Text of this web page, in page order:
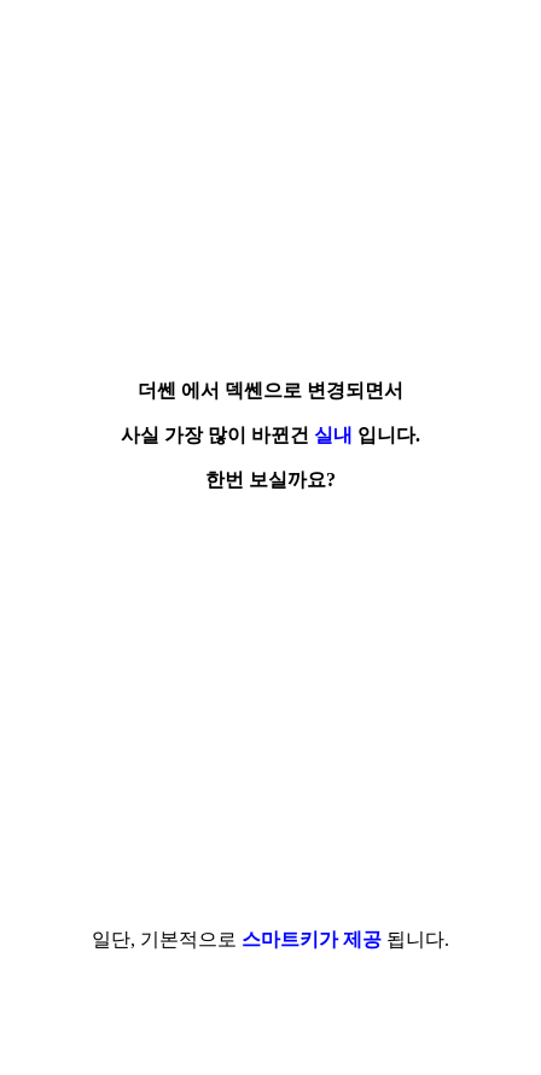
더쎈 에서 덱쎈 으로 변경되면서
사실 가장 많이 바뀐건 실내 입니다.
한번 보실까요?
일단, 기본적으로 스마트키가 제공 됩니다.